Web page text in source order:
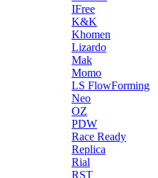
IFree
K&K
Khomen
Lizardo
Mak
Momo
LS FlowForming
Neo
OZ
PDW
Race Ready
Replica
Rial
RST